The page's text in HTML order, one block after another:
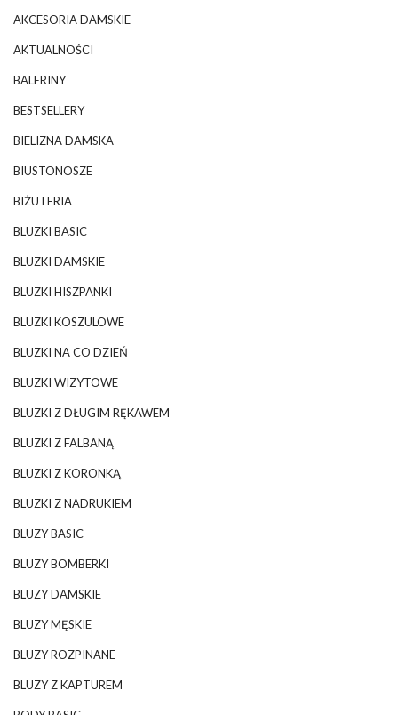
AKCESORIA DAMSKIE
AKTUALNOŚCI
BALERINY
BESTSELLERY
BIELIZNA DAMSKA
BIUSTONOSZE
BIŻUTERIA
BLUZKI BASIC
BLUZKI DAMSKIE
BLUZKI HISZPANKI
BLUZKI KOSZULOWE
BLUZKI NA CO DZIEŃ
BLUZKI WIZYTOWE
BLUZKI Z DŁUGIM RĘKAWEM
BLUZKI Z FALBANĄ
BLUZKI Z KORONKĄ
BLUZKI Z NADRUKIEM
BLUZY BASIC
BLUZY BOMBERKI
BLUZY DAMSKIE
BLUZY MĘSKIE
BLUZY ROZPINANE
BLUZY Z KAPTUREM